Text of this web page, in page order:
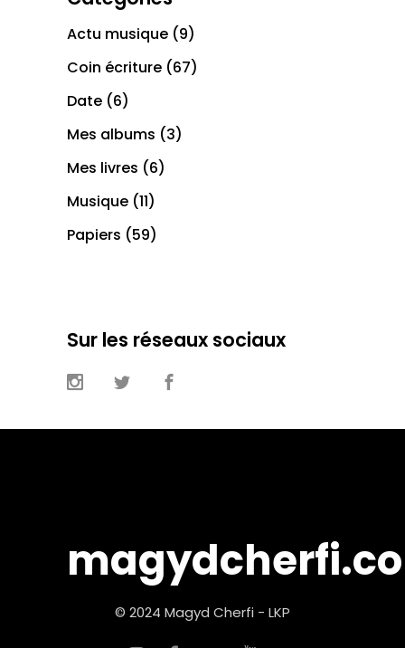
Actu musique (9)
Coin écriture (67)
Date (6)
Mes albums (3)
Mes livres (6)
Musique (11)
Papiers (59)
Sur les réseaux sociaux
© 2024 Magyd Cherfi - LKP